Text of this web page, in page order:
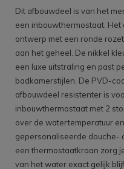
Dit afbouwdeel is van het
een inbouwthermostaat.
ontwerp met een ronde
aan het geheel. De nikkel
een luxe uitstraling en past
badkamerstijlen. De PVD-
afbouwdeel resistenter is
inbouwthermostaat met 2
over de watertemperatuur
gepersonaliseerde douche-
een thermostaatkraan zorg
van het water exact gelijk